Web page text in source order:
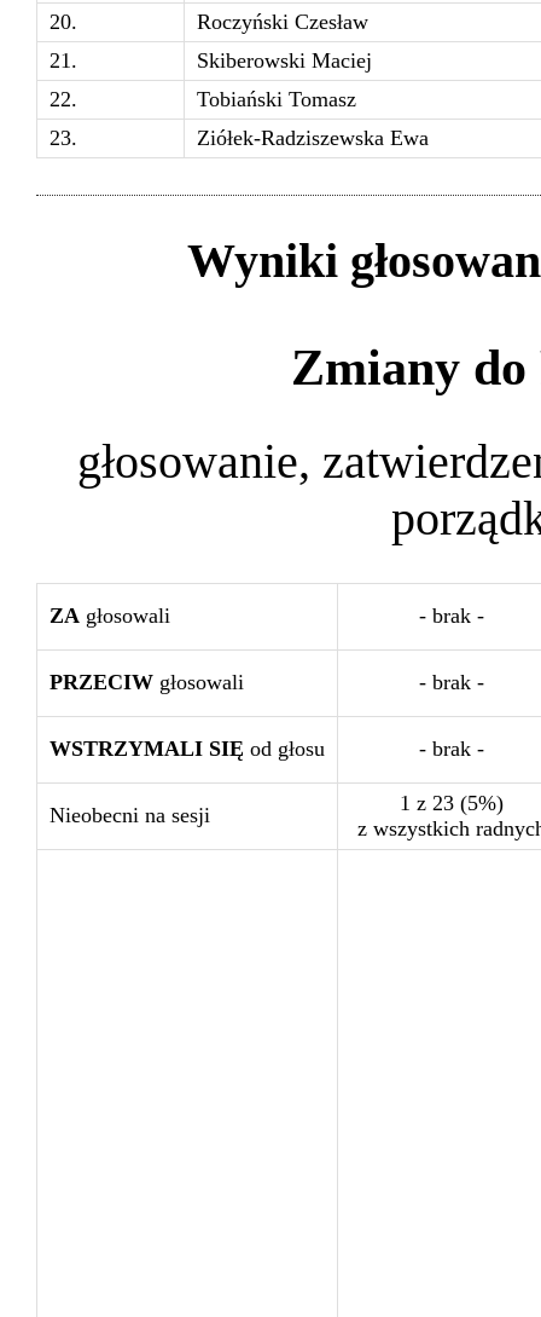
20.
Roczyński Czesław
21.
Skiberowski Maciej
22.
Tobiański Tomasz
23.
Ziółek-Radziszewska Ewa
Wyniki
Zmiany
głosowanie,
ZA głosowali - brak -
PRZECIW głosowali - brak -
WSTRZYMALI SIĘ od głosu - brak -
Nieobecni na sesji
1 z 23 (5%)
z wszystkich